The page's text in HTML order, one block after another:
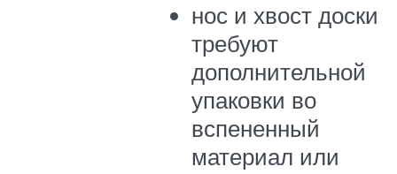
нос и хвост доски
требуют
дополнительной
упаковки во
вспененный
материал или